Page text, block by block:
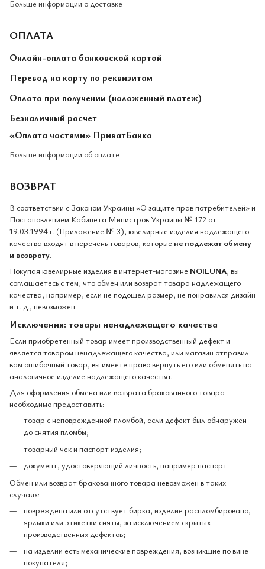
Больше информации о доставке
ОПЛАТА
Онлайн-оплата банковской картой
Перевод на карту по реквизитам
Оплата при получении (наложенный платеж)
Безналичный расчет
«Оплата частями» ПриватБанка
Больше информации об оплате
ВОЗВРАТ
В соответствии с Законом Украины «О защите прав потребителей» и
Постановлением Кабинета Министров Украины № 172 от
19.03.1994 г. (Приложение № 3), ювелирные изделия надлежащего
качества входят в перечень товаров, которые не подлежат обмену
и возврату
Покупая ювелирные изделия в интернет-магазине NOILUNA, вы
соглашаетесь с тем, что обмен или возврат товара надлежащего
качества, например, если не подошел размер, не понравился дизайн
и т. д., невозможен.
Исключения: товары ненадлежащего качества
Если приобретенный товар имеет производственный дефект и
является товаром ненадлежащего качества, или магазин отправил
вам ошибочный товар, вы имеете право вернуть его или обменять на
аналогичное изделие надлежащего качества.
Для оформления обмена или возврата бракованного товара
необходимо предоставить:
товар с неповрежденной пломбой, если дефект был обнаружен
до снятия пломбы;
товарный чек и паспорт изделия;
документ, удостоверяющий личность, например паспорт.
Обмен или возврат бракованного товара невозможен в таких
случаях:
повреждена или отсутствует бирка, изделие распломбировано,
ярлыки или этикетки сняты, за исключением скрытых
производственных дефектов;
на изделии есть механические повреждения, возникшие по вине
покупателя;